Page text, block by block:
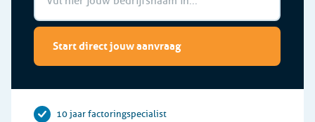
Start direct jouw aanvraag
10 jaar factoringspecialist